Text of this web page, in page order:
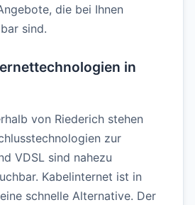
die bei Ihnen
sind.
in
von Riederich stehen
zur
VDSL sind nahezu
Kabelinternet ist in
schnelle Alternative. Der